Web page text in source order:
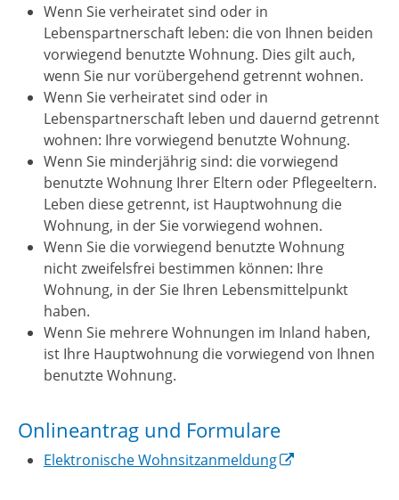
Wenn Sie verheiratet sind oder in
Lebenspartnerschaft leben: die von Ihnen beiden
vorwiegend benutzte Wohnung. Dies gilt auch,
wenn Sie nur vorübergehend getrennt wohnen.
Wenn Sie verheiratet sind oder in
Lebenspartnerschaft leben und dauernd getrennt
wohnen: Ihre vorwiegend benutzte Wohnung.
Wenn Sie minderjährig sind: die vorwiegend
benutzte Wohnung Ihrer Eltern oder Pflegeeltern.
Leben diese getrennt, ist Hauptwohnung die
Wohnung, in der Sie vorwiegend wohnen.
Wenn Sie die vorwiegend benutzte Wohnung
nicht zweifelsfrei bestimmen können: Ihre
Wohnung, in der Sie Ihren Lebensmittelpunkt
haben.
Wenn Sie mehrere Wohnungen im Inland haben,
ist Ihre Hauptwohnung die vorwiegend von Ihnen
benutzte Wohnung.
Onlineantrag und Formulare
Elektronische Wohnsitzanmeldung